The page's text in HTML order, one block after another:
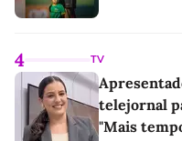
4 TV
telejornal
"Mais